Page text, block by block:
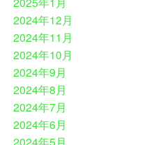
2024年12月
2024年11月
2024年10月
2024年9月
2024年8月
2024年7月
2024年6月
2024年5月